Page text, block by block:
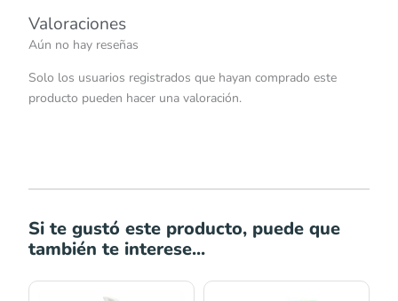
Valoraciones
Aún no hay reseñas
Solo los usuarios registrados que hayan comprado este
producto pueden hacer una valoración.
Si te gustó este producto, puede que
también te interese...